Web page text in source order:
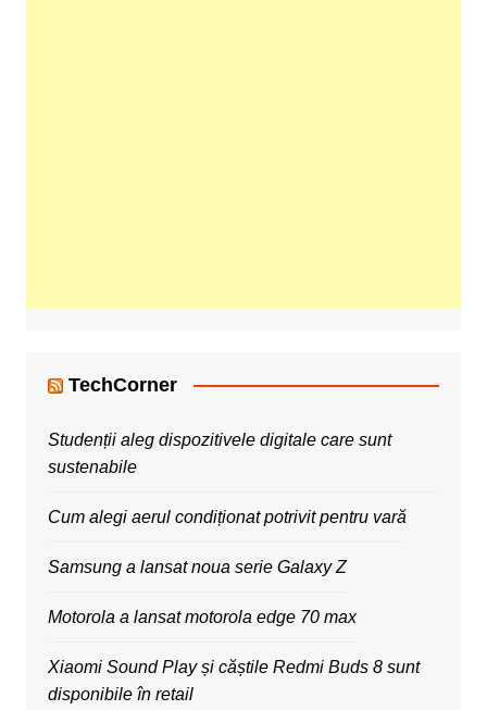
TechCorner
Studenții aleg dispozitivele digitale care sunt
sustenabile
Cum alegi aerul condiționat potrivit pentru vară
Samsung a lansat noua serie Galaxy Z
Motorola a lansat motorola edge 70 max
Xiaomi Sound Play și căștile Redmi Buds 8 sunt
disponibile în retail